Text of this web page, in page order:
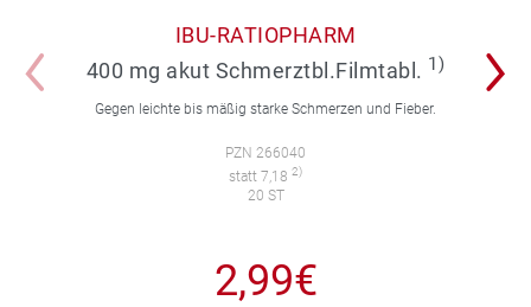
IBU-RATIOPHARM
400 mg akut Schmerztbl.Filmtabl. 1)
Gegen leichte bis mäßig starke Schmerzen und Fieber.
PZN 266040
statt 7,18 2)
20 ST
2,99€